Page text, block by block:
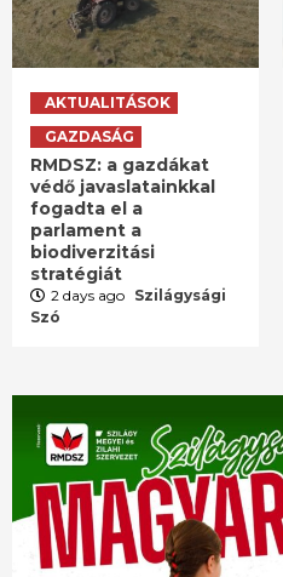
AKTUALITÁSOK
GAZDASÁG
RMDSZ: a gazdákat
védő javaslatainkkal
fogadta el a
parlament a
biodiverzitási
stratégiát
2 days ago Szilágysági
Szó